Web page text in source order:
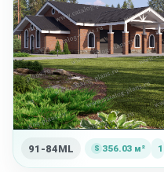
91-84ML 356.03 м²